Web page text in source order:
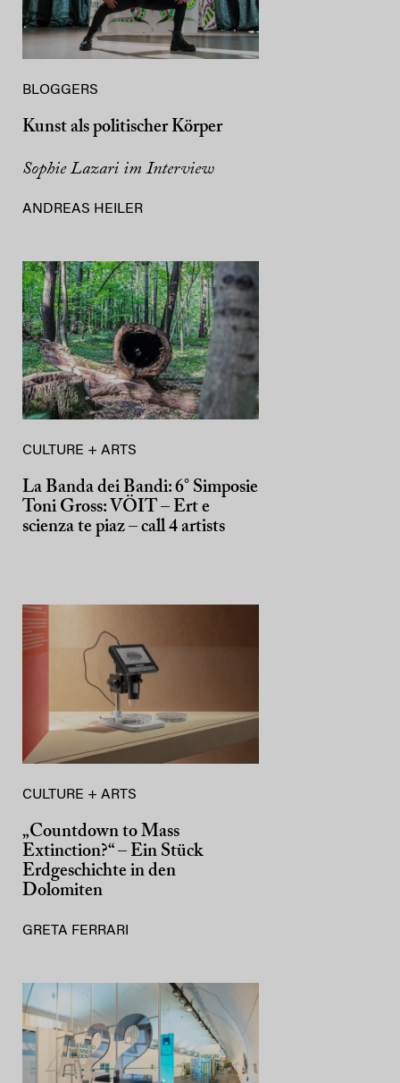
BLOGGERS
Kunst als politischer Körper
Sophie Lazari im Interview
ANDREAS HEILER
CULTURE + ARTS
La Banda dei Bandi: 6° Simposie
Toni Gross: VÖIT – Ert e
scienza te piaz – call 4 artists
CULTURE + ARTS
„Countdown to Mass
Extinction?“ – Ein Stück
Erdgeschichte in den
Dolomiten
GRETA FERRARI